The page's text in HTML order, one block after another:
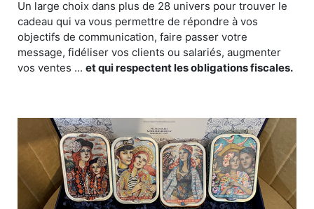
Un large choix dans plus de 28 univers pour trouver le
cadeau qui va vous permettre de répondre à vos
objectifs de communication, faire passer votre
message, fidéliser vos clients ou salariés, augmenter
vos ventes ... et qui respectent les obligations fiscales.